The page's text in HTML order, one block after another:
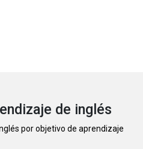
de inglés
por objetivo de aprendizaje